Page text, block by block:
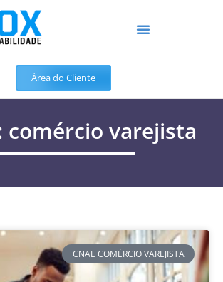
Área do Cliente
comércio varejista
CNAE COMÉRCIO VAREJISTA